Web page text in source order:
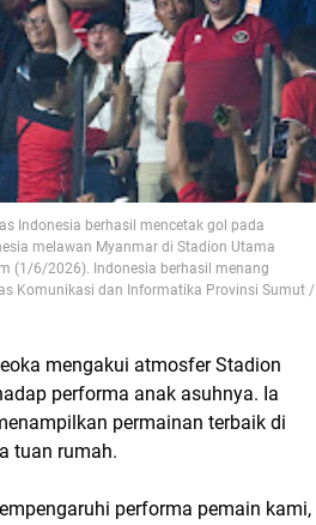
Indonesia berhasil mencetak gol pada
melawan Myanmar di Stadion Utama
(1/6/2026). Indonesia berhasil menang
Komunikasi dan Informatika Provinsi Sumut /
mengakui atmosfer Stadion
performa anak asuhnya. Ia
permainan terbaik di
tuan rumah.
performa pemain kami,